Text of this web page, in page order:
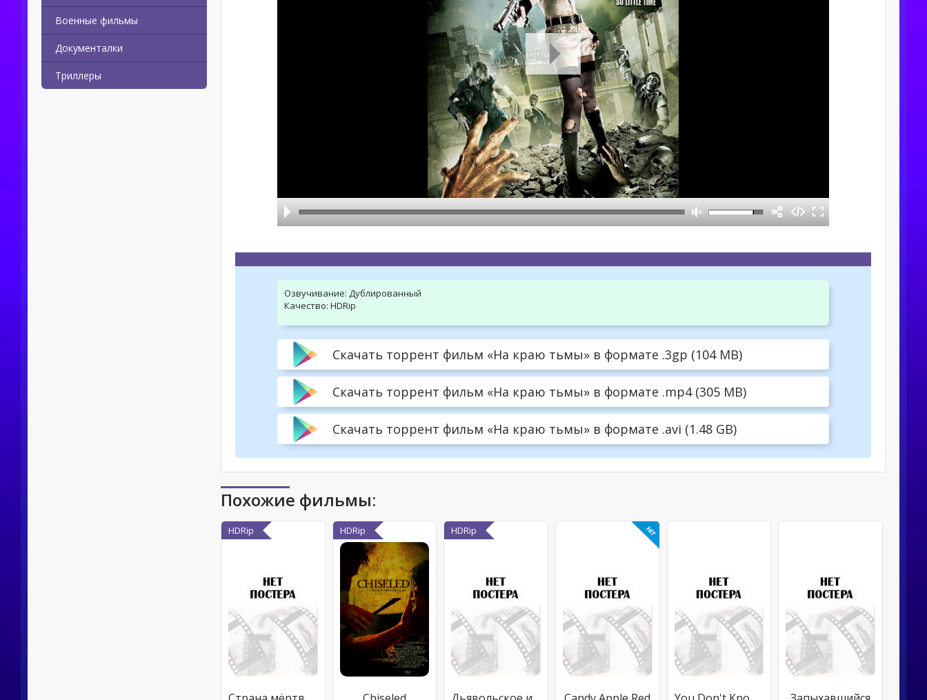
Военные фильмы
Документалки
Триллеры
Озвучивание: Дублированный
Качество: HDRip
Скачать торрент фильм «На краю тьмы» в формате .3gp (104 MB)
Скачать торрент фильм «На краю тьмы» в формате .mp4 (305 MB)
Скачать торрент фильм «На краю тьмы» в формате .avi (1.48 GB)
Похожие фильмы:
HDRip HDRip HDRip